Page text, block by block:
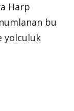
Harp
bu
yolculuk